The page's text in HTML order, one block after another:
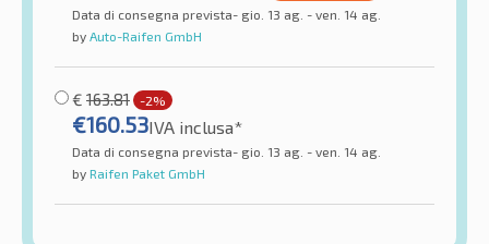
Data di consegna prevista- gio. 13 ag. - ven. 14 ag.
by Auto-Raifen GmbH
€ 163.81 -2%
€160.53IVA inclusa*
Data di consegna prevista- gio. 13 ag. - ven. 14 ag.
by Raifen Paket GmbH